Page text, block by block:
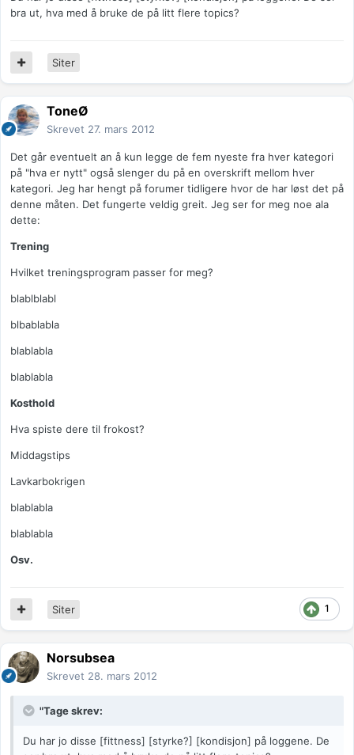
bra ut, hva med å bruke de på litt flere topics?
Siter
ToneØ
Skrevet 27. mars 2012
Det går eventuelt an å kun legge de fem nyeste fra hver kategori
på "hva er nytt" også slenger du på en overskrift mellom hver
kategori. Jeg har hengt på forumer tidligere hvor de har løst det på
denne måten. Det fungerte veldig greit. Jeg ser for meg noe ala
dette:
Trening
Hvilket treningsprogram passer for meg?
blablblabl
blbablabla
blablabla
blablabla
Kosthold
Hva spiste dere til frokost?
Middagstips
Lavkarbokrigen
blablabla
blablabla
Osv.
1
Siter
Norsubsea
Skrevet 28. mars 2012
"Tage skrev:
Du har jo disse [fittness] [styrke?] [kondisjon] på loggene. De